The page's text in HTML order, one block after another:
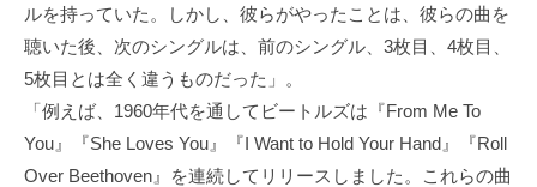
ルを持っていた。しかし、彼らがやったことは、彼らの曲を
聴いた後、次のシングルは、前のシングル、3枚目、4枚目、
5枚目とは全く違うものだった」。
「例えば、1960年代を通してビートルズは『From Me To
You』『She Loves You』『I Want to Hold Your Hand』『Roll
Over Beethoven』を連続してリリースしました。これらの曲